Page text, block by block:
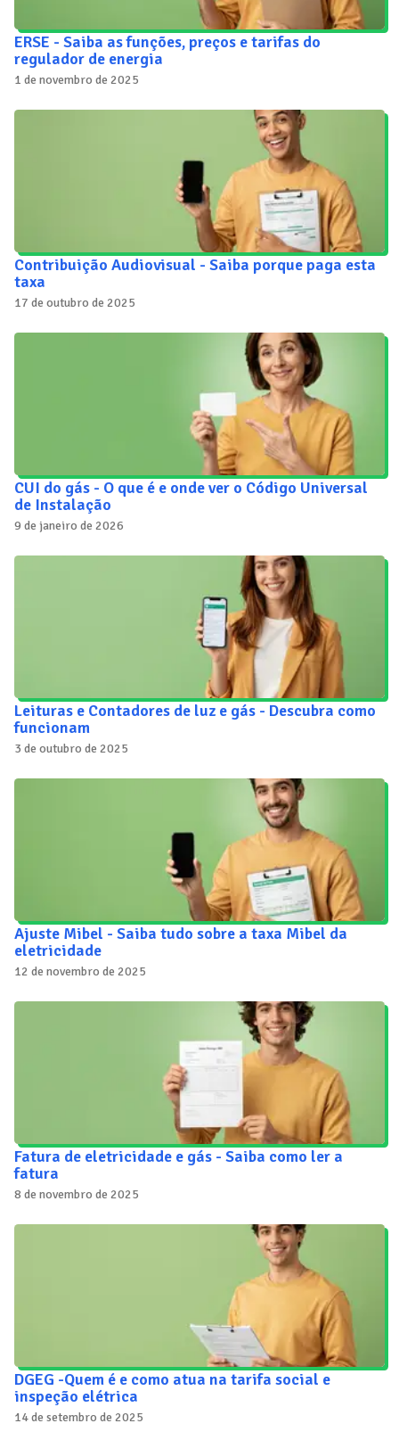
ERSE - Saiba as funções, preços e tarifas do
regulador de energia
1 de novembro de 2025
Contribuição Audiovisual - Saiba porque paga esta
taxa
17 de outubro de 2025
CUI do gás - O que é e onde ver o Código Universal
de Instalação
9 de janeiro de 2026
Leituras e Contadores de luz e gás - Descubra como
funcionam
3 de outubro de 2025
Ajuste Mibel - Saiba tudo sobre a taxa Mibel da
eletricidade
12 de novembro de 2025
Fatura de eletricidade e gás - Saiba como ler a
fatura
8 de novembro de 2025
DGEG -Quem é e como atua na tarifa social e
inspeção elétrica
14 de setembro de 2025